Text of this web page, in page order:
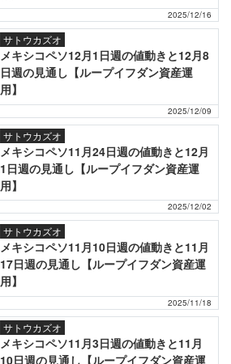
2025/12/16
サトウカズオ
メキシコペソ12月1日週の値動きと12月8
日週の見通し【ループイフダン資産運
用】
2025/12/09
サトウカズオ
メキシコペソ11月24日週の値動きと12月
1日週の見通し【ループイフダン資産運
用】
2025/12/02
サトウカズオ
メキシコペソ11月10日週の値動きと11月
17日週の見通し【ループイフダン資産運
用】
2025/11/18
サトウカズオ
メキシコペソ11月3日週の値動きと11月
10日週の見通し【ループイフダン資産運